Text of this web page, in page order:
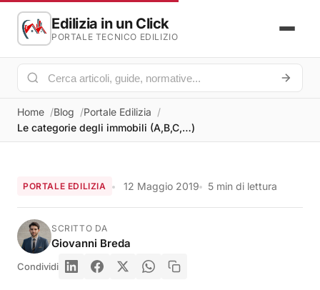
Edilizia in un Click
PORTALE TECNICO EDILIZIO
Home Blog
Portale Edilizia
Le categorie degli immobili (A,B,C,…)
PORTALE EDILIZIA 12 Maggio 2019 5 min di lettura
SCRITTO DA
Giovanni Breda
Condividi